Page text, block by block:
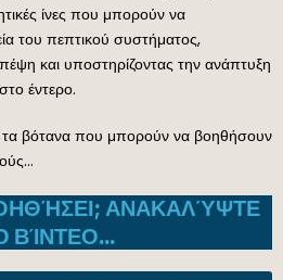
ίνες που μπορούν να
του πεπτικού συστήματος,
και υποστηρίζοντας την ανάπτυξη
έντερο.
τα βότανα που μπορούν να βοηθήσουν
ΑΝΑΚΑΛΎΨΤΕ
ΒΊΝΤΕΟ…